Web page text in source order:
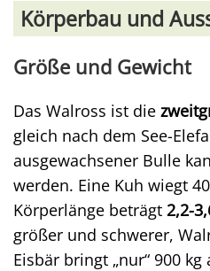
Körperbau und
Größe und Gewicht
Das Walross ist die
gleich nach dem See-
ausgewachsener Bulle
werden. Eine Kuh wiegt
Körperlänge beträgt 2,2-
größer und schwerer,
Eisbär bringt „nur“ 900